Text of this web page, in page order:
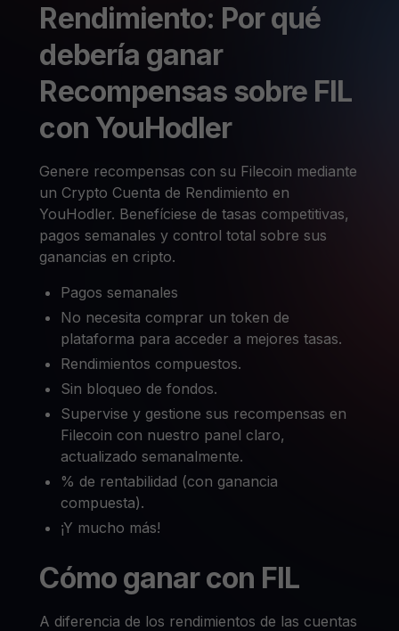
Rendimiento: Por qué
debería ganar
Recompensas sobre FIL
con YouHodler
Genere recompensas con su Filecoin mediante
un Crypto Cuenta de Rendimiento en
YouHodler. Benefíciese de tasas competitivas,
pagos semanales y control total sobre sus
ganancias en cripto.
Pagos semanales
No necesita comprar un token de
plataforma para acceder a mejores tasas.
Rendimientos compuestos.
Sin bloqueo de fondos.
Supervise y gestione sus recompensas en
Filecoin con nuestro panel claro,
actualizado semanalmente.
% de rentabilidad (con ganancia
compuesta).
¡Y mucho más!
Cómo ganar con FIL
A diferencia de los rendimientos de las cuentas